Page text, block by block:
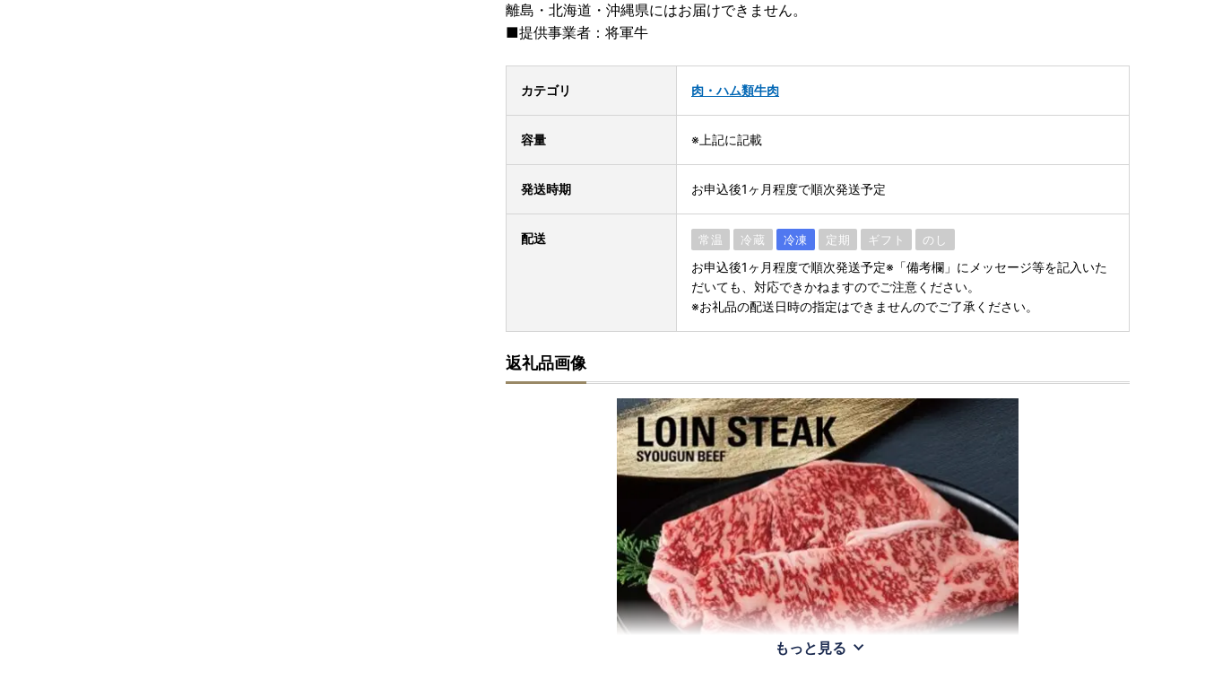
離島・北海道・沖縄県にはお届けできません。
■提供事業者：将軍牛
カテゴリ 肉・ハム類牛肉
容量 ※上記に記載
発送時期 お申込後1ヶ月程度で順次発送予定
配送 常温 冷蔵 冷凍 定期 ギフト のし
お申込後1ヶ月程度で順次発送予定※「備考欄」にメッセージ等を記入いた
だいても、対応できかねますのでご注意ください。
※お礼品の配送日時の指定はできませんのでご了承ください。
返礼品画像
もっと見る